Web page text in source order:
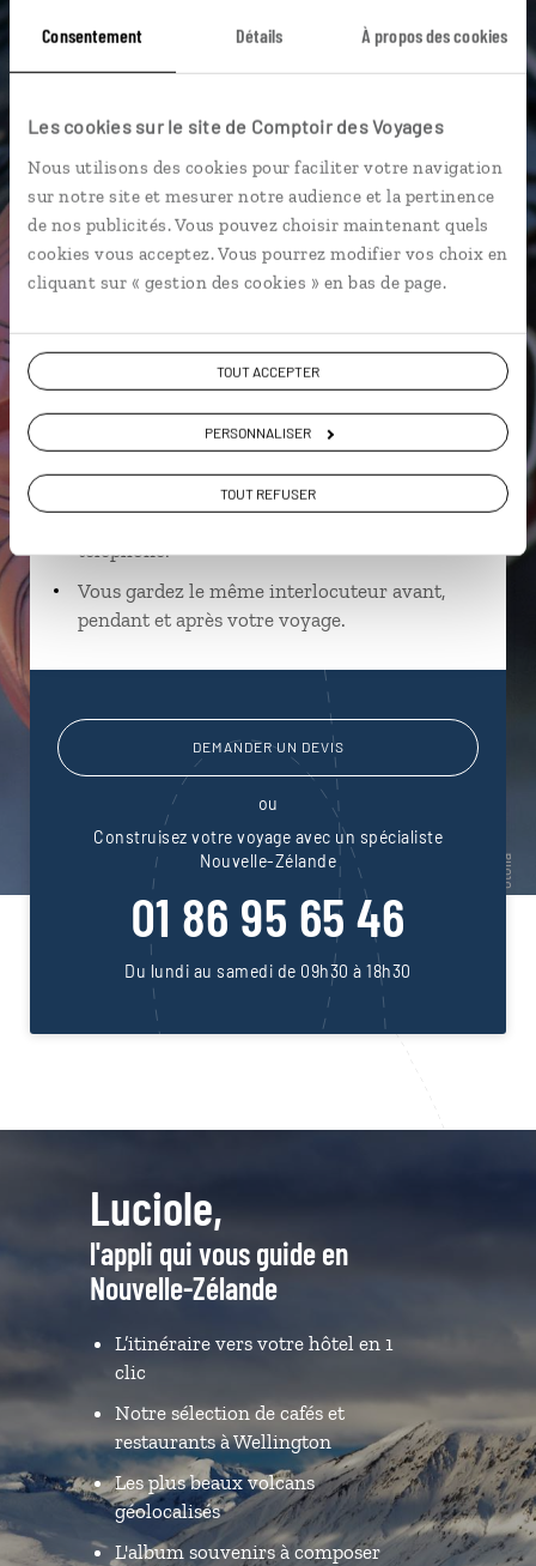
Consentement Détails À propos des cookies
Les cookies sur le site de Comptoir des Voyages
Nous utilisons des cookies pour faciliter votre navigation
sur notre site et mesurer notre audience et la pertinence
de nos publicités. Vous pouvez choisir maintenant quels
cookies vous acceptez. Vous pourrez modifier vos choix en
cliquant sur « gestion des cookies » en bas de page.
TOUT ACCEPTER
PERSONNALISER
TOUT REFUSER
Eglise du Bon Berger
Mer de Tasmanie
Nadine,
spécialiste Nouvelle-Zélande
Suivez vos envies et demandez conseils à nos
Ils sauront organiser votre itinéraire au plus
près de vos envies et de la réalité du pays.
Échangez en face à face ou depuis nos studios
connectés en agence, mais aussi par email ou
téléphone.
Vous gardez le même interlocuteur avant,
pendant et après votre voyage.
DEMANDER UN DEVIS
ou
Construisez votre voyage avec un spécialiste
Nouvelle-Zélande
01 86 95 65 46
Du lundi au samedi de 09h30 à 18h30
Luciole,
l'appli qui vous guide en
Nouvelle-Zélande
L’itinéraire vers votre hôtel en 1
clic
Notre sélection de cafés et
restaurants à Wellington
Les plus beaux volcans
géolocalisés
L'album souvenirs à composer